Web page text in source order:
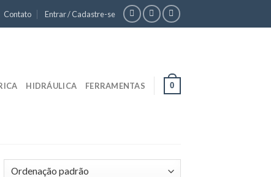
Contato Entrar / Cadastre-se
HIDRÁULICA FERRAMENTAS 0